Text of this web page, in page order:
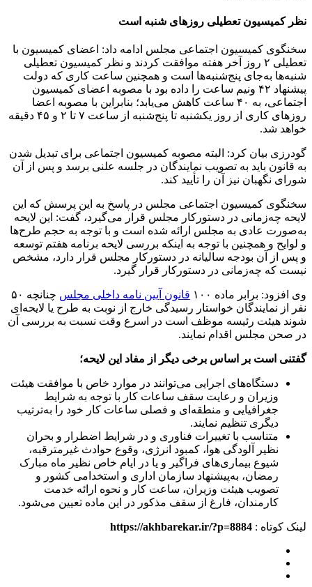
نظر کمیسیون تعطیلی روزهای شنبه است
سخنگوی کمیسیون اجتماعی مجلس ادامه داد: اعضای کمیسیون با
تعطیلی ۲ روز آخر هفته موافقت کردند و نظر کمیسیون تعطیلی
شنبه‌ها به‌جای پنج‌شنبه‌ها است و همچنین ساعت کاری که دولت
پیشنهاد ۴۲ ونیم ساعت را داده بود با مصوبه اعضای کمیسیون
اجتماعی، به ۴۰ ساعت کاهش می‌یابد؛ بنابراین با مصوبه اعضا
روزهای کاری از روز یکشنبه تا پنج‌شنبه از ساعت ۷ تا ۲ و ۴۵ دقیقه
خواهد شد.
گودرزی بیان کرد: البته مصوبه کمیسیون اجتماعی برای تبدیل شدن
به قانون باید به تصویب نمایندگان در جلسه علنی برسد و پس از آن
شورای نگهبان نیز آن را تأیید کند.
سخنگوی کمیسیون اجتماعی مجلس در پاسخ به این پرسش که این
لایحه چه‌زمانی در دستورکار مجلس قرار می‌گیرد، گفت: این لایحه
به‌صورت عادی به مجلس ارائه شده است و با توجه به حجم طرح‌ها
و لوایح و همچنین با توجه به اینکه بررسی لایحه برنامه هفتم توسعه
و پس از آن بودجه سالیانه در دستورکار مجلس قرار دارد، مشخص
نیست که چه‌زمانی در دستورکار قرار گیرد.
وی افزود: برابر ماده ۱۰۰ قانون آیین نامه داخلی مجلس
چنانچه ۵۰
نفر از نمایندگان خواستار رسیدگی خارج از نوبت به طرح یا لایحه‌ای
شوند هیئت رئیسه موظف است در اسرع وقت نسبت به بررسی آن
در صحن مجلس اقدام نمایند.
گفتنی است بر اساس برخی دیگر از مفاد این لایحه؛
دستگاه‌های اجرایی می‌توانند در موارد خاص با موافقت هیئت
وزیران و رعایت سقف ساعات کار با توجه به شرایط
جغرافیایی و منطقه‌ای و فصلی ساعات کار خود را به‌ترتیب
دیگری تنظیم نمایند.
متناسب با تغییرات فناوری و در شرایط اضطرار و بحران
نظیر آلودگی هوا، کمبود انرژی، وقوع حوادث غیرمترقبه،
شیوع بیماری‌های فراگیر و یا در ایام خاص نظیر ماه مبارک
رمضان، به‌پیشنهاد سازمان اداری و استخدامی کشور و
تصویب هیئت وزیران، ساعت کار و نحوه ارائه خدمت
کارمندان، فارغ از سقف مذکور در این ماده تعیین می‌شود.
لینک کوتاه : https://akhbarekar.ir/?p=8884